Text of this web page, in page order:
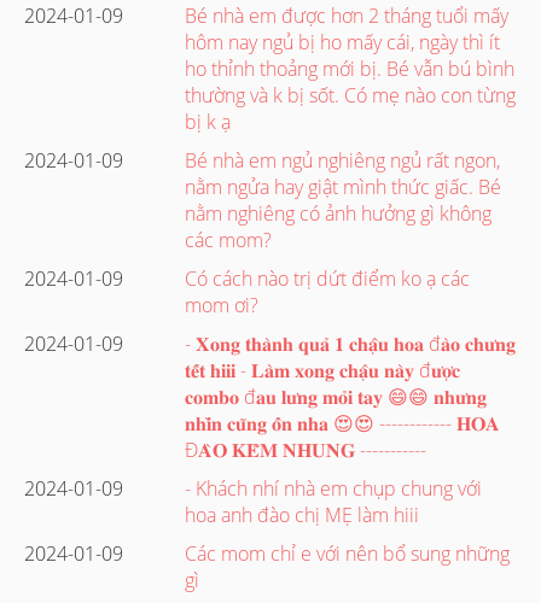
2024-01-09
Bé nhà em được hơn 2 tháng tuổi mấy
hôm nay ngủ bị ho mấy cái, ngày thì ít
ho thỉnh thoảng mới bị. Bé vẫn bú bình
thường và k bị sốt. Có mẹ nào con từng
bị k ạ
2024-01-09
Bé nhà em ngủ nghiêng ngủ rất ngon,
nằm ngửa hay giật mình thức giấc. Bé
nằm nghiêng có ảnh hưởng gì không
các mom?
2024-01-09
Có cách nào trị dứt điểm ko ạ các
mom ơi?
2024-01-09
- 𝐗𝐨𝐧𝐠 𝐭𝐡𝐚̀𝐧𝐡 𝐪𝐮𝐚̉ 𝟏 𝐜𝐡𝐚̣̂𝐮 𝐡𝐨𝐚 đ𝐚̀𝐨 𝐜𝐡𝐮̛𝐧𝐠
𝐭𝐞̂́𝐭 𝐡𝐢𝐢𝐢 - 𝐋𝐚̀𝐦 𝐱𝐨𝐧𝐠 𝐜𝐡𝐚̣̂𝐮 𝐧𝐚̀𝐲 đ𝐮̛𝐨̛̣𝐜
𝐜𝐨𝐦𝐛𝐨 đ𝐚𝐮 𝐥𝐮̛𝐧𝐠 𝐦𝐨̉𝐢 𝐭𝐚𝐲 😄😄 𝐧𝐡𝐮̛𝐧𝐠
𝐧𝐡𝐢̀𝐧 𝐜𝐮̃𝐧𝐠 𝐨̂̉𝐧 𝐧𝐡𝐚 😍😍 ------------ 𝐇𝐎𝐀
Đ𝐀̀𝐎 𝐊𝐄̃𝐌 𝐍𝐇𝐔𝐍𝐆 -----------
2024-01-09
- Khách nhí nhà em chụp chung với
hoa anh đào chị MẸ làm hiii
2024-01-09
Các mom chỉ e với nên bổ sung những
gì